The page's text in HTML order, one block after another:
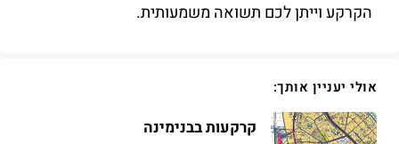
הקרקע וייתן לכם תשואה משמעותית.
אולי יעניין אותך:
קרקעות בבנימינה